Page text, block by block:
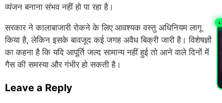
व्यंजन बनानासंभव नहीं हो पा रहा है।
सरकार ने कालाबाजारी रोकने केलिए आवश्यक वस्तु अधिनियम लागू
किया है,लेकिन इसकेबावजूदकईजगह अवैध बिक्री जारी है। विशेषज्ञों
का कहना है कि यदि आपूर्तिजल्दसामान्य नहींहुई तो आने वाले दिनों में
गैस की समस्या औरगंभीर हो सकती है।
Leave a Reply